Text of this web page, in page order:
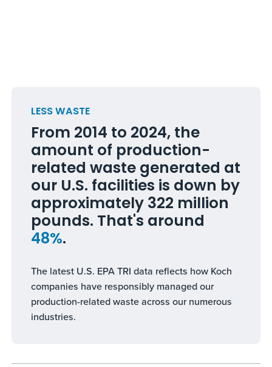
LESS WASTE
From 2014 to 2024, the
amount of production-
related waste generated at
our U.S. facilities is down by
approximately 322 million
pounds. That's around
48%.
The latest U.S. EPA TRI data reflects how Koch
companies have responsibly managed our
production-related waste across our numerous
industries.